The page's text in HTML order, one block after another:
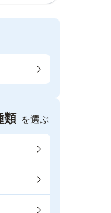
類 を選ぶ